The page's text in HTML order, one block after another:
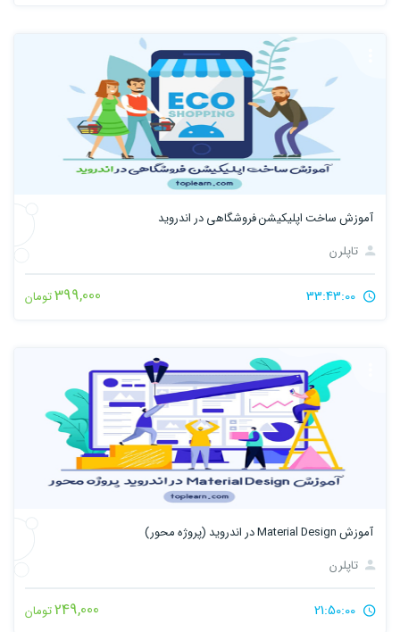
آموزش ساخت اپلیکیشن فروشگاهی در اندروید
تاپلرن
399,000تومان
آموزش Material Design در اندروید (پروژه محور)
تاپلرن
249,000تومان